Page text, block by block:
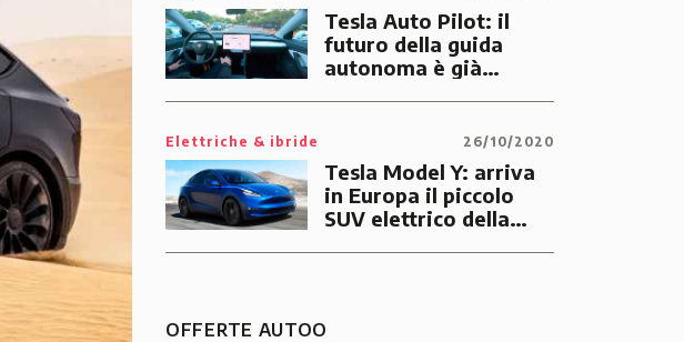
Tesla Auto Pilot: il
futuro della guida
autonoma è già
sola si sta avverando
Elettriche & ibride 26/10/2020
Tesla Model Y: arriva
in Europa il piccolo
SUV elettrico della
OFFERTE AUTOO